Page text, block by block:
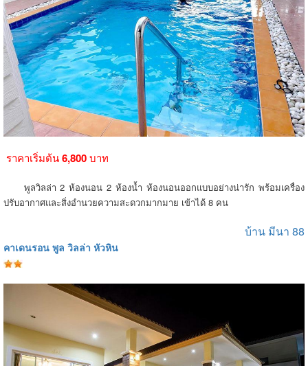
ราคาเริ่มต้น6,800บาท
พูลวิลล่า 2 ห้องนอน 2 ห้องน้ำ ห้องนอนออกแบบอย่างน่ารัก พร้อมเครื่อง
ปรับอากาศและสิ่งอำนวยความสะดวกมากมาย เข้าได้ 8 คน
บ้าน มีนา 88
คาเดนรอน พูล วิลล่า หัวหิน